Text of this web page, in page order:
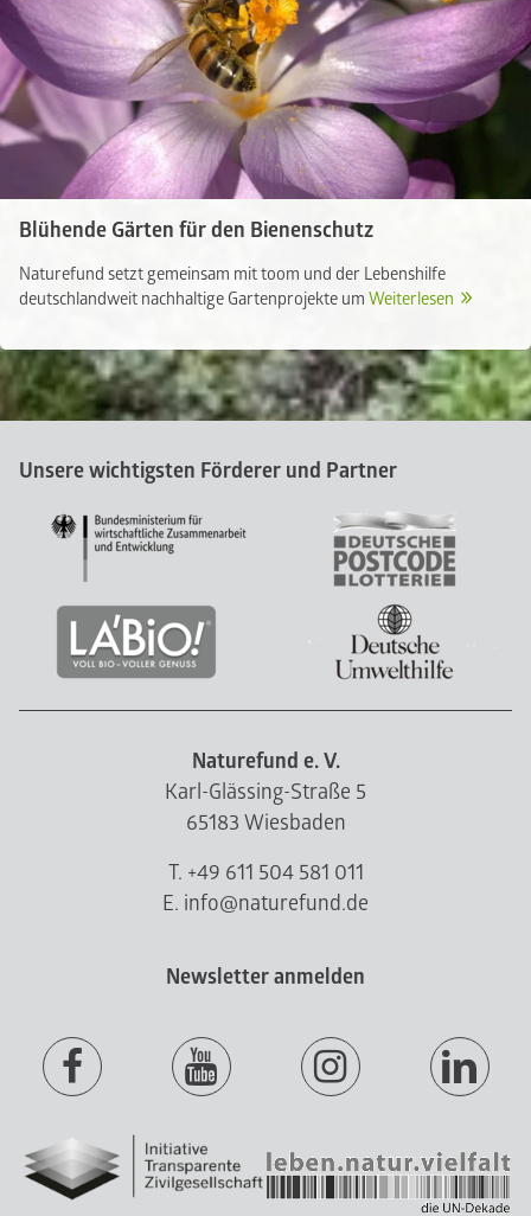
Blühende Gärten für den Bienenschutz
Naturefund setzt gemeinsam mit toom und der Lebenshilfe
deutschlandweit nachhaltige Gartenprojekte um Weiterlesen
Unsere wichtigsten Förderer und Partner
Naturefund e. V.
Karl-Glässing-Straße 5
65183 Wiesbaden
T. +49 611 504 581 011
E. info@naturefund.de
Newsletter anmelden